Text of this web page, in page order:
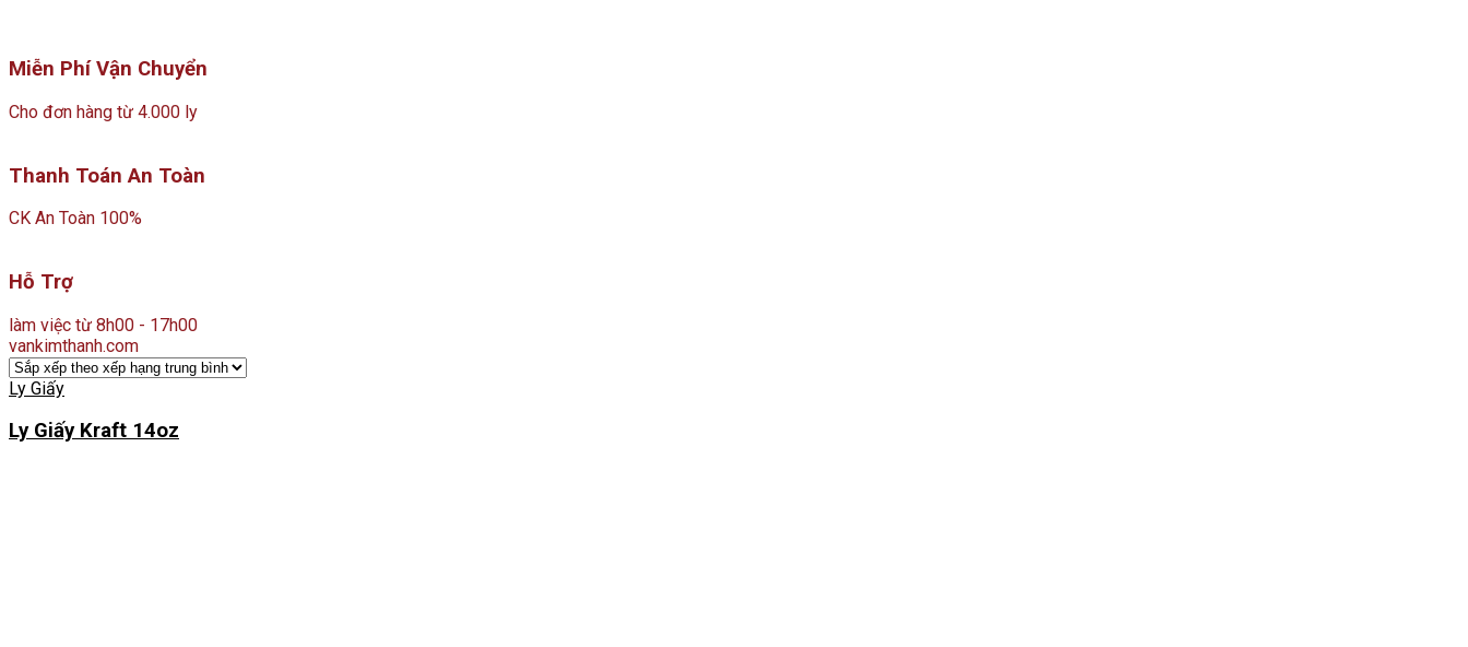
Miễn Phí Vận Chuyển
Cho đơn hàng từ 4.000 ly
Thanh Toán An Toàn
CK An Toàn 100%
Hỗ Trợ
làm việc từ 8h00 - 17h00
vankimthanh.com
Ly Giấy
Ly Giấy Kraft 14oz